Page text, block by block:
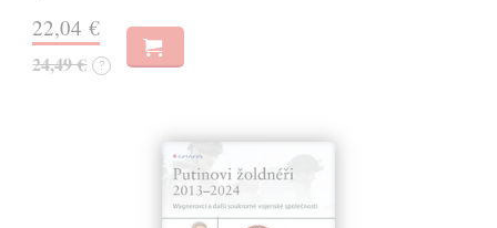
22,04 €
24,49 € ?